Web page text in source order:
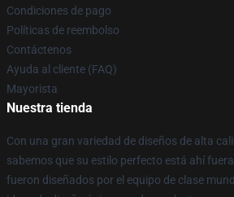
Condiciones de pago
Políticas de reembolso
Contáctenos
Ayuda al cliente (FAQ)
Mayorista
Nuestra tienda
Con una gran variedad de diseños de alta
sabemos que su estilo perfecto está ahí
fueron diseñados por el equipo de clase